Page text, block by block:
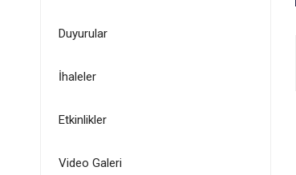
Duyurular
İhaleler
Etkinlikler
Video Galeri